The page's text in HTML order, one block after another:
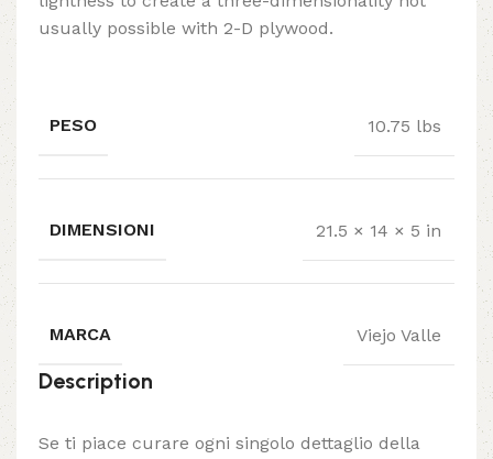
usually possible with 2-D plywood.
PESO 10.75 lbs
DIMENSIONI 21.5 × 14 × 5 in
MARCA Viejo Valle
Description
Se ti piace curare ogni singolo dettaglio della